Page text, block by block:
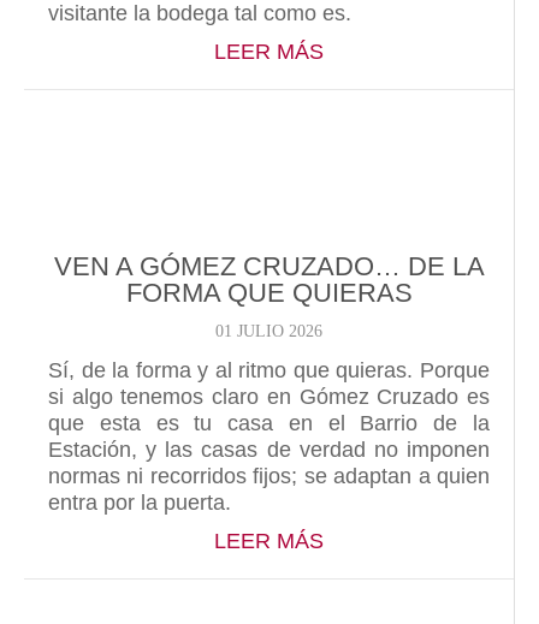
visitante la bodega tal como es.
LEER MÁSABOUT NUESTRAS
VEN A GÓMEZ CRUZADO… DE LA
FORMA QUE QUIERAS
01 JULIO 2026
Sí, de la forma y al ritmo que quieras. Porque
si algo tenemos claro en Gómez Cruzado es
que esta es tu casa en el Barrio de la
Estación, y las casas de verdad no imponen
normas ni recorridos fijos; se adaptan a quien
entra por la puerta.
LEER MÁSABOUT VEN A